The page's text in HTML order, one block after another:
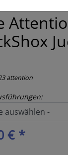
attention
€ *